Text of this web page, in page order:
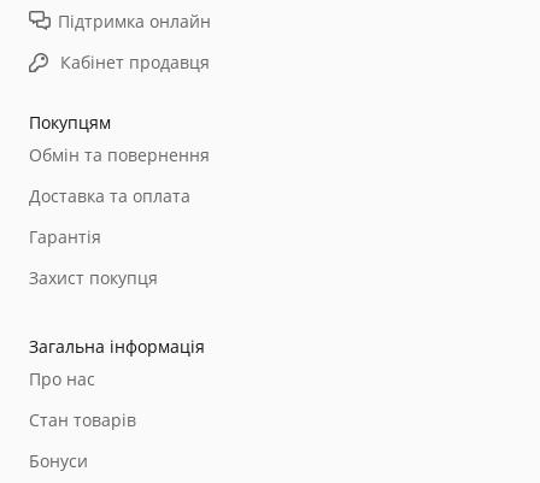
Покупцям
Обмін та повернення
Доставка та оплата
Гарантія
Захист покупця
Загальна інформація
Про нас
Стан товарів
Бонуси
Підтримка онлайн
Кабінет продавця